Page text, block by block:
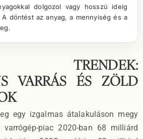
dolgozol vagy hosszú ideig
döntést az anyag, a mennyiség és a
TRENDEK:
VARRÁS ÉS ZÖLD
egy izgalmas átalakuláson megy
piac 2020-ban 68 milliárd